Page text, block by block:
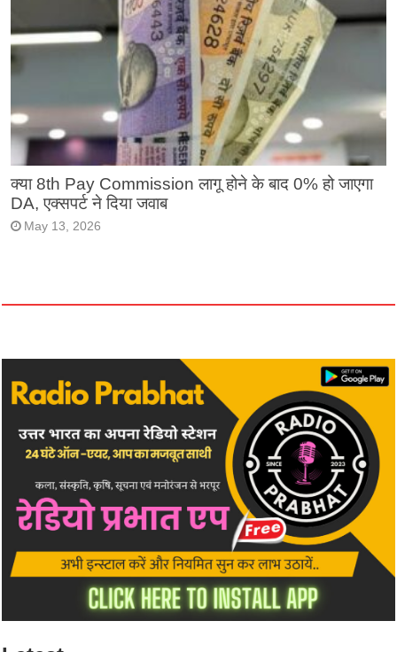
क्या 8th Pay Commission लागू होने के बाद 0% हो जाएगा
DA, एक्सपर्ट ने दिया जवाब
May 13, 2026